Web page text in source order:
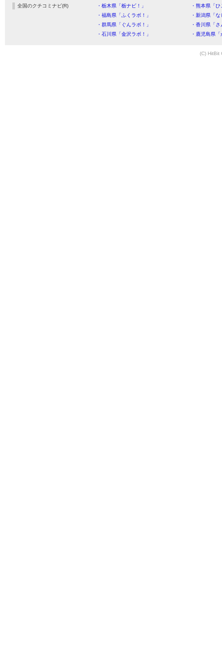
全国のクチコミナビ(R) ・栃木県「栃ナビ！」
・熊本県「
・福島県「ふくラボ！」
・新潟県「
・群馬県「ぐんラボ！」
・香川県「
・石川県「金沢ラボ！」
・鹿児島県
(C) HitBit